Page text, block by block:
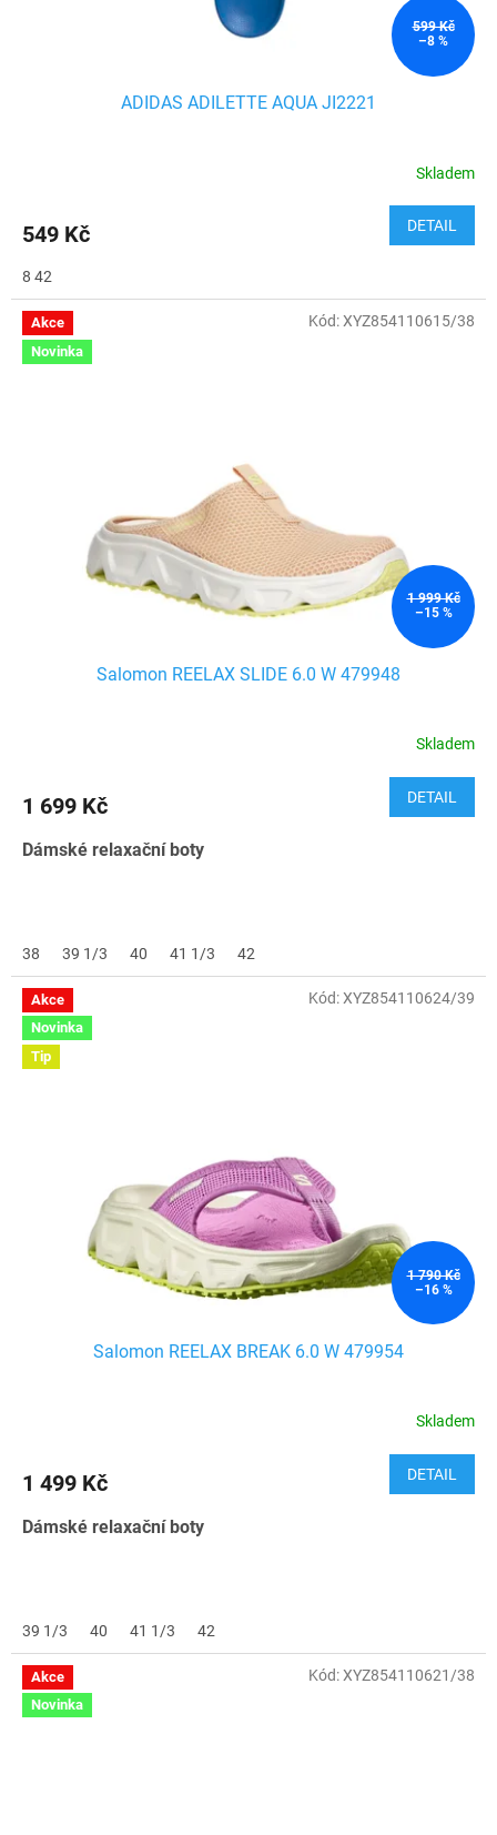
599 Kč
–8 %
ADIDAS ADILETTE AQUA JI2221
Skladem
549 Kč DETAIL
8 42
Akce
Novinka
1 999 Kč
–15 %
Salomon REELAX SLIDE 6.0 W 479948
Skladem
1 699 Kč DETAIL
Dámské relaxační boty
38 39 1/3 40 41 1/3 42
Kód:XYZ854110615/38
Akce
Novinka
Tip
1 790 Kč
–16 %
Salomon REELAX BREAK 6.0 W 479954
Skladem
1 499 Kč DETAIL
Dámské relaxační boty
39 1/3 40 41 1/3 42
Kód:XYZ854110624/39
Akce
Novinka
Kód:XYZ854110621/38